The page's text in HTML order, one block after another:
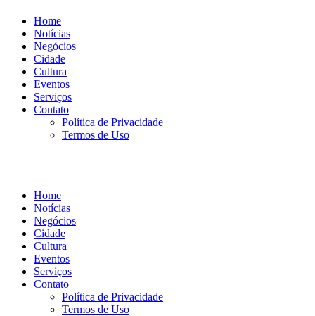
Home
Notícias
Negócios
Cidade
Cultura
Eventos
Serviços
Contato
Política de Privacidade
Termos de Uso
Home
Notícias
Negócios
Cidade
Cultura
Eventos
Serviços
Contato
Política de Privacidade
Termos de Uso